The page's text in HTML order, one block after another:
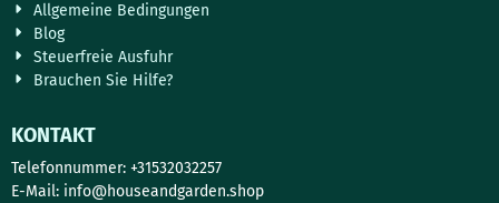
Allgemeine Bedingungen
Blog
Steuerfreie Ausfuhr
Brauchen Sie Hilfe?
KONTAKT
Telefonnummer: +31532032257
E-Mail: info@houseandgarden.shop